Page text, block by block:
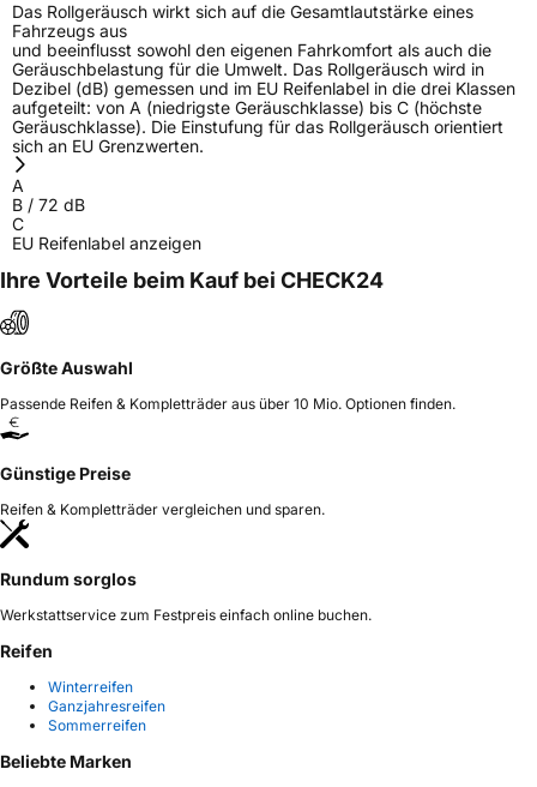
Das Rollgeräusch wirkt sich auf die Gesamtlautstärke eines
Fahrzeugs aus
und beeinflusst sowohl den eigenen Fahrkomfort als auch die
Geräuschbelastung für die Umwelt. Das Rollgeräusch wird in
Dezibel (dB) gemessen und im EU Reifenlabel in die drei Klassen
aufgeteilt: von A (niedrigste Geräuschklasse) bis C (höchste
Geräuschklasse). Die Einstufung für das Rollgeräusch orientiert
sich an EU Grenzwerten.
A
B / 72 dB
C
EU Reifenlabel anzeigen
Ihre Vorteile beim Kauf bei CHECK24
Größte Auswahl
Passende Reifen & Kompletträder aus über 10 Mio. Optionen finden.
Günstige Preise
Reifen & Kompletträder vergleichen und sparen.
Rundum sorglos
Werkstattservice zum Festpreis einfach online buchen.
Reifen
Winterreifen
Ganzjahresreifen
Sommerreifen
Beliebte Marken